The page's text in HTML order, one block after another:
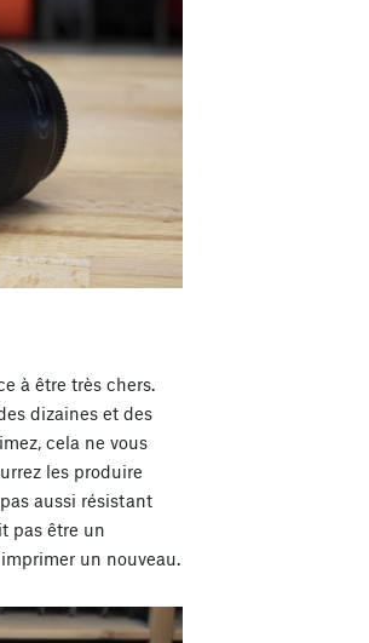
à être très chers.
dizaines et des
cela ne vous
les produire
aussi résistant
pas être un
un nouveau.